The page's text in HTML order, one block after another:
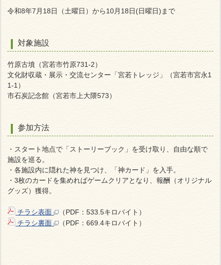
令和8年7月18日（土曜日）から10月18日(日曜日) まで
対象施設
竹原古墳（宮若市竹原731-2）
文化財収蔵・展示・交流センター「宮若トレッジ」（宮若市宮永1
1-1）
市石炭記念館（宮若市上大隈573）
参加方法
・スタート地点で「ストーリーブック」を受け取り、自由な順で
施設を巡る。
・各施設内に隠れた神を見つけ、「神カード」を入手。
・3枚のカードを集めればゲームクリアとなり、報酬（オリジナル
グッズ）獲得。
チラシ表面
（PDF：533.5キロバイト）
チラシ裏面
（PDF：669.4キロバイト）